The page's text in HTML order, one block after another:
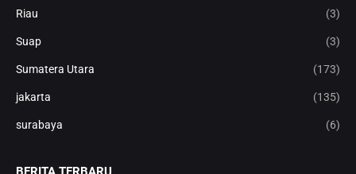
Riau (3)
Suap (3)
Sumatera Utara (173)
jakarta (135)
surabaya (6)